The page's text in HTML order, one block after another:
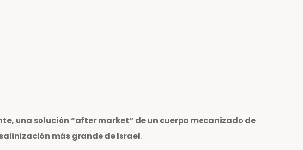
una solución “after market” de un cuerpo mecanizado de
más grande de Israel.